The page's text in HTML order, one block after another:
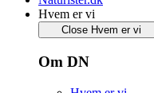
Hvem er vi
Close Hvem er vi
Om DN